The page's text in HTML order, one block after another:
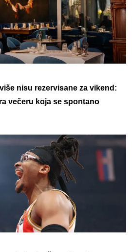
nisu rezervisane za vikend:
večeru koja se spontano